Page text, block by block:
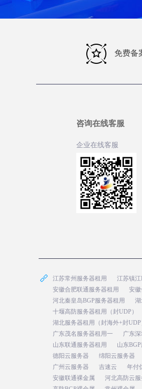
免费备
咨询在线客服
企业在线客服
江苏常州服务器租用 江苏镇江
安徽合肥联通服务器租用
安
河北秦皇岛BGP服务器租用
湖
十堰高防服务器租用（封UDP）
湖北服务器租用（封海外+封UDP
广东茂名服务器租用一
广东
山东联通服务器租用
山东
德阳云服务器
绵阳云服务器
广州云服务器
吉速云 年付
安徽联通裸金属
河北高防云服